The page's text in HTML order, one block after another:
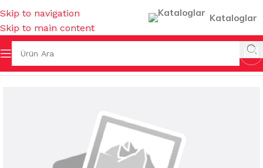
Skip to navigation
Skip to main content
Kataloglar
MUHTELİF MUTFAK EŞYALARI